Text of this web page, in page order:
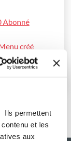
Ils permettent
et les
aux
Abonné
créé